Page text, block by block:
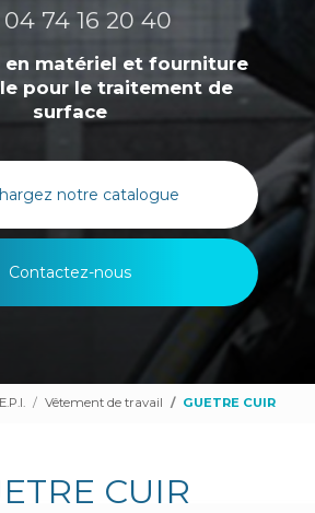
04 74 16 20 40
en matériel et fourniture
pour le traitement de
surface
notre catalogue
Contactez-nous
E.P.I. Vêtement de travail GUETRE CUIR
CUIR